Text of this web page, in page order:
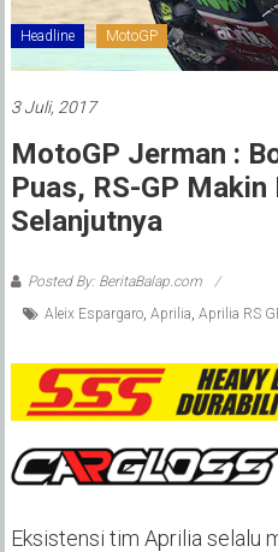
Headline MotoGP
3 Juli, 2017
MotoGP Jerman :
Puas, RS-GP Makin
Selanjutnya
Posted By: BeritaBalap.com
Aleix Espargaro, Aprilia, Aprilia RS
Eksistensi tim Aprilia selalu